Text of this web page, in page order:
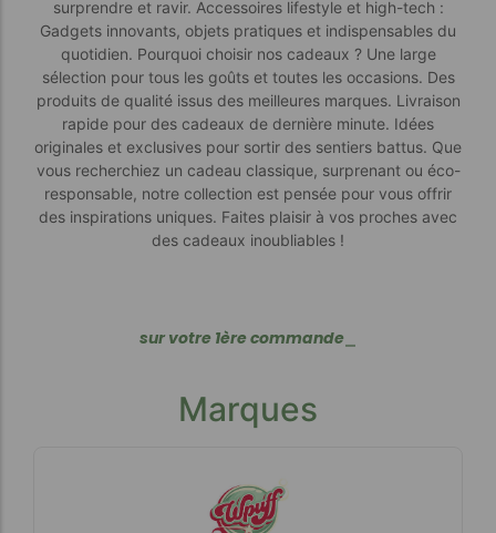
surprendre et ravir. Accessoires lifestyle et high-tech :
Gadgets innovants, objets pratiques et indispensables du
quotidien. Pourquoi choisir nos cadeaux ? Une large
sélection pour tous les goûts et toutes les occasions. Des
produits de qualité issus des meilleures marques. Livraison
rapide pour des cadeaux de dernière minute. Idées
originales et exclusives pour sortir des sentiers battus. Que
vous recherchiez un cadeau classique, surprenant ou éco-
responsable, notre collection est pensée pour vous offrir
des inspirations uniques. Faites plaisir à vos proches avec
des cadeaux inoubliables !
sur votre 1ère commande
Marques